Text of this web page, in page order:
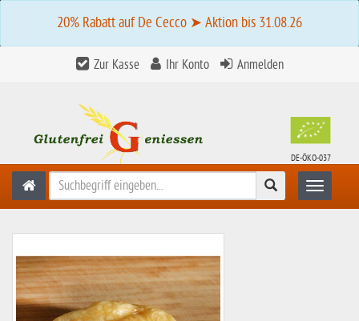
20% Rabatt auf De Cecco ➤ Aktion bis 31.08.26
Zur Kasse Ihr Konto Anmelden
DE-ÖKO-037
Suchen Toggle